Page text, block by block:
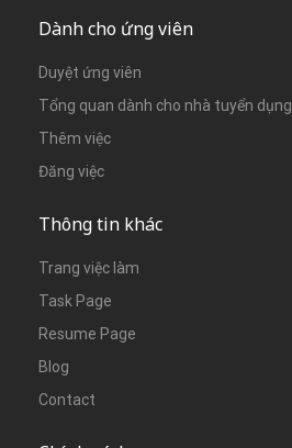
Dành cho ứng viên
Duyệt ứng viên
Tổng quan dành cho nhà tuyển dụng
Thêm việc
Đăng việc
Thông tin khác
Trang việc làm
Task Page
Resume Page
Blog
Contact